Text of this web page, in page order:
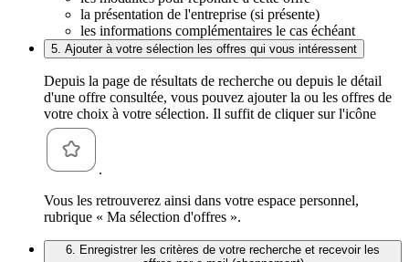
la présentation de l'entreprise (si présente)
les informations complémentaires le cas échéant
5. Ajouter à votre sélection les offres qui vous intéressent
Depuis la page de résultats de recherche ou depuis le détail
d'une offre consultée, vous pouvez ajouter la ou les offres de
votre choix à votre sélection. Il suffit de cliquer sur l'icône
.
Vous les retrouverez ainsi dans votre espace personnel,
rubrique « Ma sélection d'offres ».
6. Enregistrer les critères de votre recherche et recevoir les